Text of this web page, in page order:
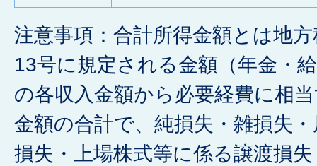
注意事項：合計所得金額とは地
13号に規定される金額（年金・
の各収入金額から必要経費に相
金額の合計で、純損失・雑損失
損失・上場株式等に係る譲渡損